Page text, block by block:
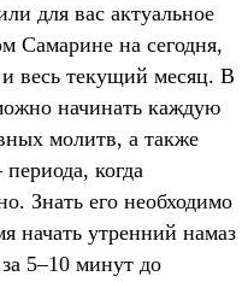
для вас актуальное
Самарине на сегодня,
весь текущий месяц. В
начинать каждую
молитв, а также
когда
Знать его необходимо
начать утренний намаз
5–10 минут до